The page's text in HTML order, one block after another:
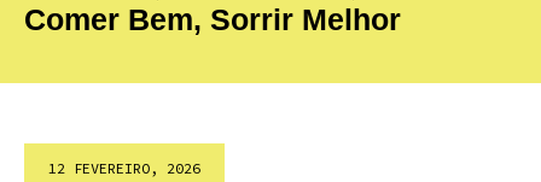
Comer Bem, Sorrir Melhor
12 FEVEREIRO, 2026